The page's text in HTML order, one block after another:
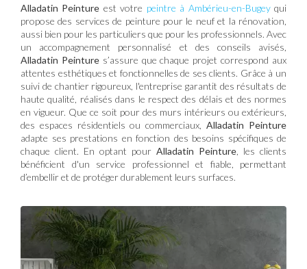
Alladatin Peinture est votre peintre à Ambérieu-en-Bugeyqui
propose des services de peinture pour le neuf et la rénovation,
aussi bien pour les particuliers que pour les professionnels. Avec
un accompagnement personnalisé et des conseils avisés,
Alladatin Peintures’assure que chaque projet correspond aux
attentes esthétiques et fonctionnelles de ses clients. Grâce à un
suivi de chantier rigoureux, l'entreprise garantit des résultats de
haute qualité, réalisés dans le respect des délais et des normes
en vigueur. Que ce soit pour des murs intérieurs ou extérieurs,
des espaces résidentiels ou commerciaux, Alladatin Peinture
adapte ses prestations en fonction des besoins spécifiques de
chaque client. En optant pour Alladatin Peinture , les clients
bénéficient d'un service professionnel et fiable, permettant
d’embellir et de protéger durablement leurs surfaces.